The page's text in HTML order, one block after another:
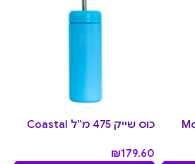
כוס שייק 475 מ״ל Coastal
₪179.60